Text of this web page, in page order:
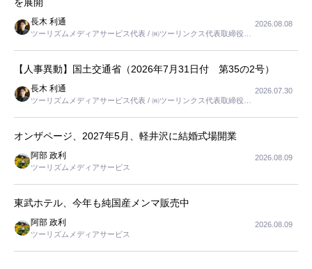
長木 利通
ツーリズムメディアサービス代表 / ㈱ツーリンクス代表取締役社
2026.08.08
【人事異動】国土交通省（2026年7月31日付 第35の2号）
長木 利通
ツーリズムメディアサービス代表 / ㈱ツーリンクス代表取締役社
2026.07.30
オンザページ、2027年5月、軽井沢に結婚式場開業
阿部 政利
ツーリズムメディアサービス
2026.08.09
東武ホテル、今年も純国産メンマ販売中
阿部 政利
ツーリズムメディアサービス
2026.08.09